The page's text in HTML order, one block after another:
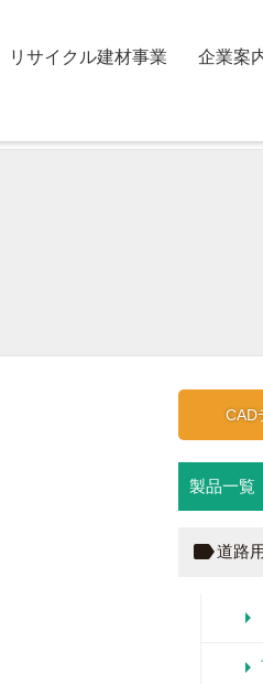
リサイクル建材事業 企業案
CAD
製品一覧
label道路
arrow_right
arrow_right